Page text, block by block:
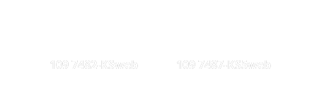
109 7482-KSweb 109 7487-KS5web